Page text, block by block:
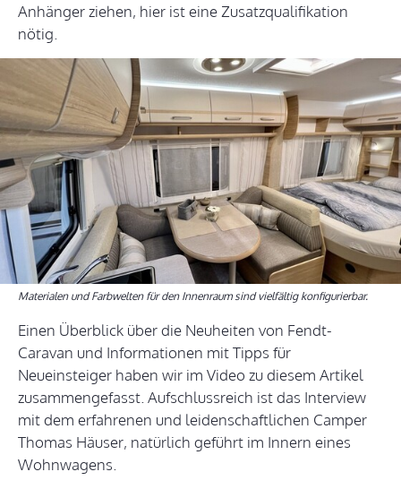
Anhänger ziehen, hier ist eine Zusatzqualifikation
nötig.
Materialen und Farbwelten für den Innenraum sind vielfältig konfigurierbar.
Einen Überblick über die Neuheiten von Fendt-
Caravan und Informationen mit Tipps für
Neueinsteiger haben wir im Video zu diesem Artikel
zusammengefasst. Aufschlussreich ist das Interview
mit dem erfahrenen und leidenschaftlichen Camper
Thomas Häuser, natürlich geführt im Innern eines
Wohnwagens.